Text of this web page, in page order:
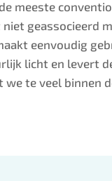
meeste
geassocieerd
eenvoudig
licht en levert
we te veel binnen